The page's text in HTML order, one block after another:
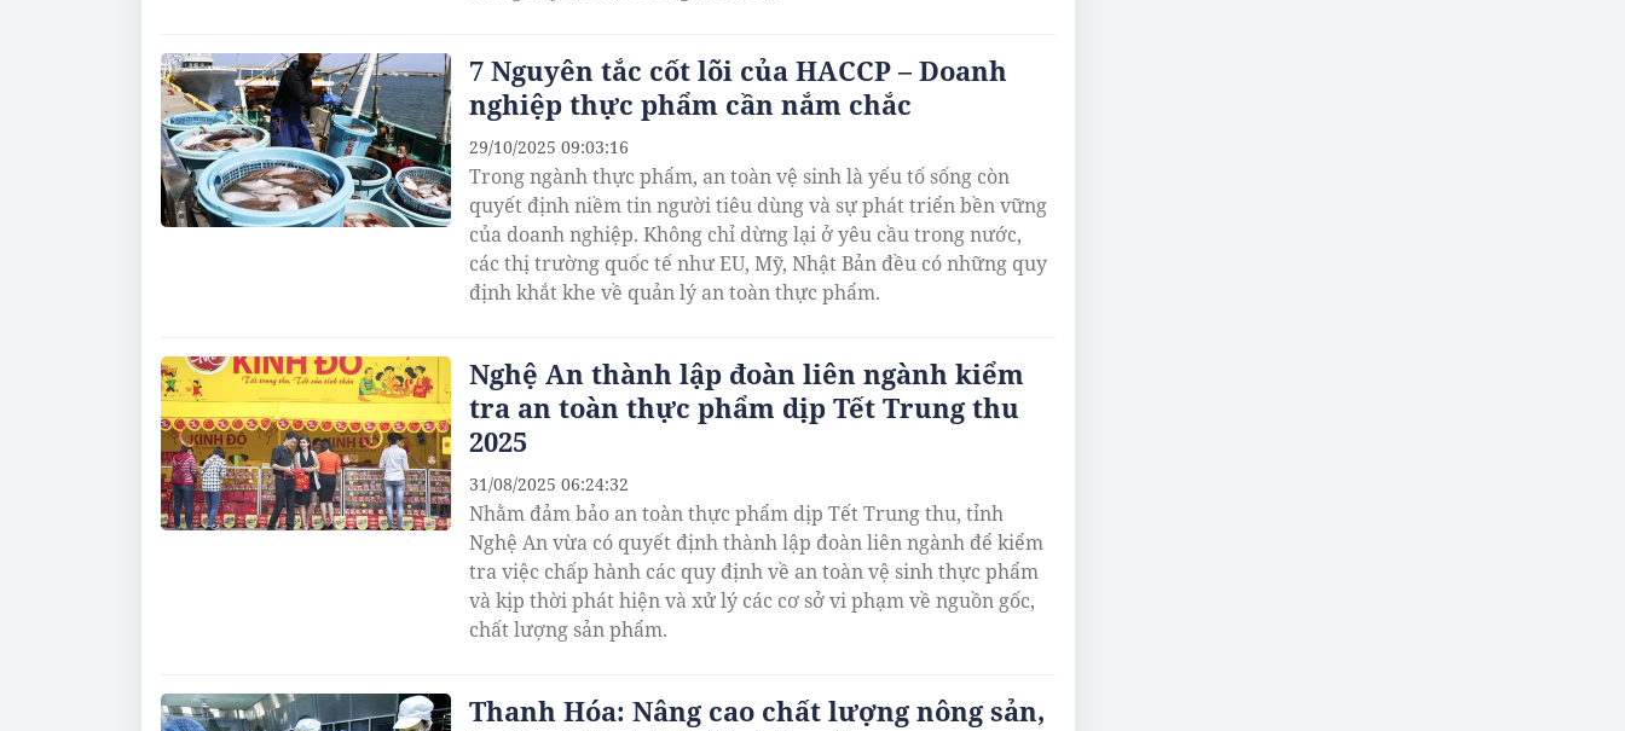
7 Nguyên tắc cốt lõi của HACCP – Doanh
nghiệp thực phẩm cần nắm chắc
Trong ngành thực phẩm, an toàn vệ sinh là yếu tố sống còn
quyết định niềm tin người tiêu dùng và sự phát triển bền vững
của doanh nghiệp. Không chỉ dừng lại ở yêu cầu trong nước,
các thị trường quốc tế như EU, Mỹ, Nhật Bản đều có những quy
định khắt khe về quản lý an toàn thực phẩm.
29/10/2025 09:03:16
Nghệ An thành lập đoàn liên ngành kiểm
tra an toàn thực phẩm dịp Tết Trung thu
2025
Nhằm đảm bảo an toàn thực phẩm dịp Tết Trung thu, tỉnh
Nghệ An vừa có quyết định thành lập đoàn liên ngành để kiểm
tra việc chấp hành các quy định về an toàn vệ sinh thực phẩm
và kịp thời phát hiện và xử lý các cơ sở vi phạm về nguồn gốc,
chất lượng sản phẩm.
31/08/2025 06:24:32
Thanh Hóa: Nâng cao chất lượng nông sản,